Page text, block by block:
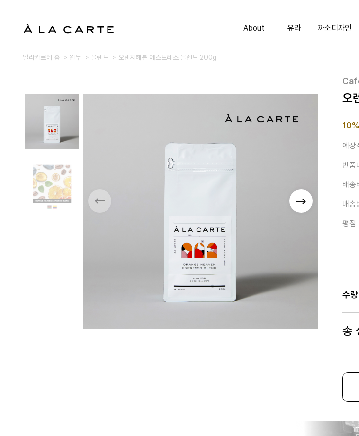
About 유라 까소디자인
알라카르테 홈 원두 블렌드 오렌지헤븐 에스프레소 블렌드 200g
오
10%
예상
반품
배송비
배송
평점
수량
총